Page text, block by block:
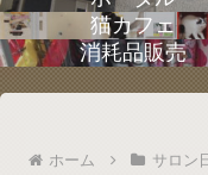
猫カフェ
消耗品販売
ホーム サロン